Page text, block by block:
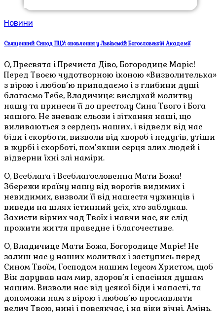
Новини
Священний Синод ПЦУ: оновлення у Львівській Богословській Академії
О, Пресвята і Пречиста Діво, Богородице Маріє!
Перед Твоєю чудотворною іконою «Визволителька»
з вірою і любов’ю припадаємо і з глибини душі
благаємо Тебе, Владичице: вислухай молитву
нашу та принеси її до престолу Сина Твого і Бога
нашого. Не зневаж сльози і зітхання наші, що
виливаються з сердець наших, і відведи від нас
біди і скорботи, визволи від хвороб і недугів, утіши
в журбі і скорботі, пом’якши серця злих людей і
відверни їхні злі наміри.
О, Всеблага і Всеблагословенна Мати Божа!
Збережи країну нашу від ворогів видимих і
невидимих, визволи її від нашестя чужинців і
виведи на шлях істинний усіх, хто заблукав.
Захисти вірних чад Твоїх і навчи нас, як слід
прожити життя праведне і благочестиве.
О, Владичице Мати Божа, Богородице Маріє! Не
залиш нас у наших молитвах і заступись перед
Сином Твоїм, Господом нашим Ісусом Христом, щоб
Він дарував нам мир, здоров’я і спасіння душам
нашим. Визволи нас від усякої біди і напасті, та
допоможи нам з вірою і любов’ю прославляти
велич Твою, нині і повсякчас, і на віки вічні. Амінь.